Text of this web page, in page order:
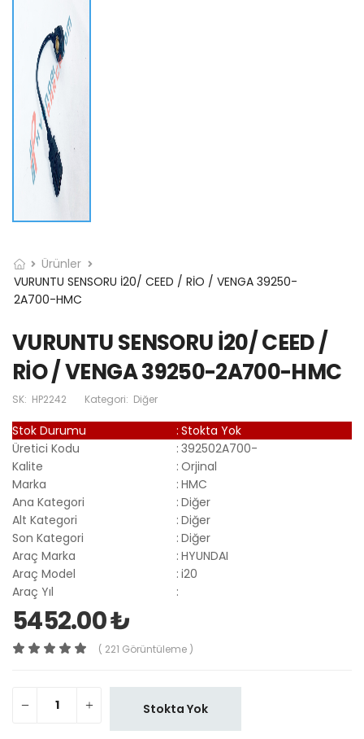
Ürünler
VURUNTU SENSORU İ20/ CEED / RİO / VENGA 39250-
2A700-HMC
VURUNTU SENSORU İ20/ CEED /
RİO / VENGA 39250-2A700-HMC
SK: HP2242 Kategori: Diğer
Stok Durumu : Stokta Yok
Üretici Kodu
: 392502A700-
Kalite
: Orjinal
Marka
: HMC
Ana Kategori
: Diğer
Alt Kategori
: Diğer
Son Kategori
: Diğer
Araç Marka
: HYUNDAI
Araç Model
: i20
Araç Yıl
:
5452.00 ₺
( 221 Görüntüleme )
Stokta Yok